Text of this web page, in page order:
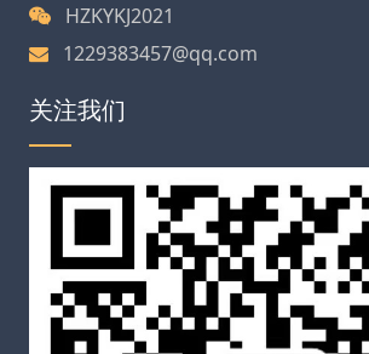
HZKYKJ2021
1229383457@qq.com
关注我们